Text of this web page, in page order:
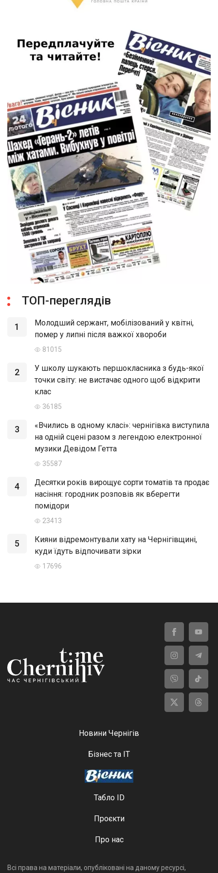
ТОП-переглядів
1
Молодший сержант, мобілізований у квітні,
помер у липні після важкої хвороби
81015
2
У школу шукають першокласника з будь-якої
точки світу: не вистачає одного щоб відкрити
клас
36185
3
«Вчились в одному класі»: чернігівка виступила
на одній сцені разом з легендою електронної
музики Девідом Гетта
35587
4
Десятки років вирощує сорти томатів та продає
насіння: городник розповів як вберегти
помідори
23413
5
Кияни відремонтували хату на Чернігівщині,
куди їдуть відпочивати зірки
17696
Новини Чернігів
Бізнес та ІТ
Табло ID
Проєкти
Про нас
Всі права на матеріали, опубліковані на даному ресурсі,